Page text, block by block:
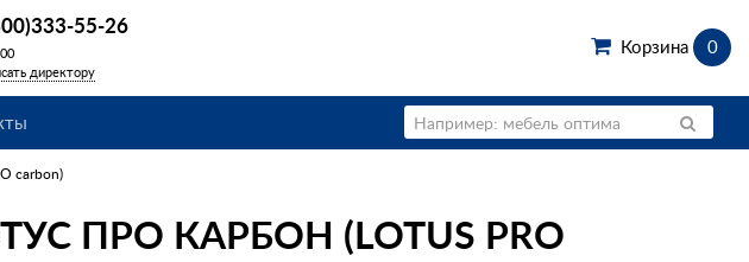
55-26
директору
Корзина 0
carbon)
ПРО КАРБОН (LOTUS PRO